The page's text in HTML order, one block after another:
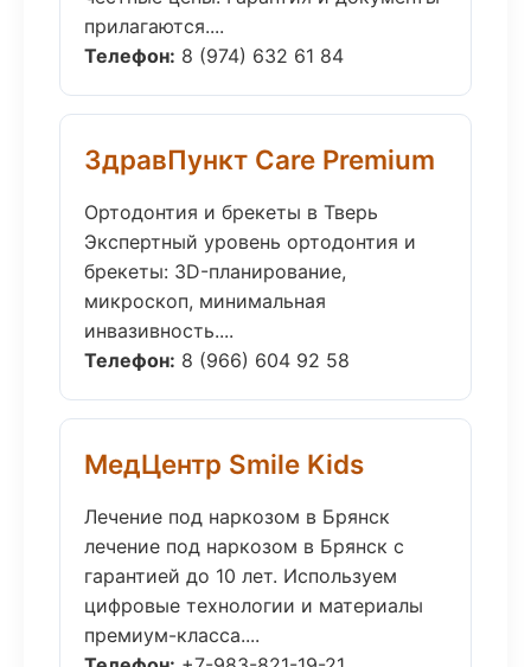
прилагаются....
Телефон: 8 (974) 632 61 84
ЗдравПункт Care Premium
Ортодонтия и брекеты в Тверь
Экспертный уровень ортодонтия и
брекеты: 3D-планирование,
микроскоп, минимальная
инвазивность....
Телефон: 8 (966) 604 92 58
МедЦентр Smile Kids
Лечение под наркозом в Брянск
лечение под наркозом в Брянск с
гарантией до 10 лет. Используем
цифровые технологии и материалы
премиум-класса....